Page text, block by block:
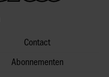
Contact
Abonnementen